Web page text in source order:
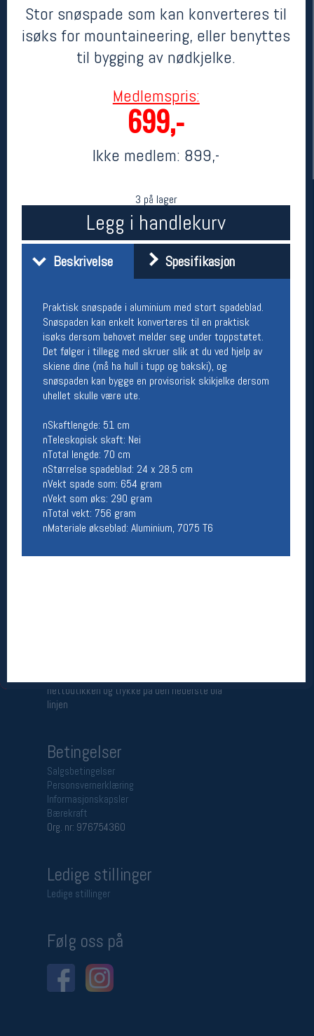
Stor snøspade som kan konverteres til
isøks for mountaineering, eller benyttes
til bygging av nødkjelke.
Medlemspris:
699,-
Ikke medlem: 899,-
3 på lager
Legg i handlekurv
Beskrivelse Spesifikasjon
Praktisk snøspade i aluminium med stort spadeblad.
Snøspaden kan enkelt konverteres til en praktisk
isøks dersom behovet melder seg under toppstøtet.
Det følger i tillegg med skruer slik at du ved hjelp av
skiene dine (må ha hull i tupp og bakski), og
snøspaden kan bygge en provisorisk skikjelke dersom
uhellet skulle være ute.
nSkaftlengde: 51 cm
nTeleskopisk skaft: Nei
nTotal lengde: 70 cm
nStørrelse spadeblad: 24 x 28.5 cm
nVekt spade som: 654 gram
nVekt som øks: 290 gram
nTotal vekt: 756 gram
nMateriale økseblad: Aluminium, 7075 T6
899,- MEDLEM:699,-
Her finner du oss
0183 Oslo
Telefon: 23 32 62 00
(telefontid man-fredag klokken 10-13)
Vis i kart
Om oss
Kontakt oss
Åpningstider butikk
Man-Fredag:
Lørdag:
Team Oslo Sportslager
Medlemstilbud og aktiviteter
nettbutikken og trykke på den nederste blå
linjen
Betingelser
Salgsbetingelser
Personsvernerklæring
Informasjonskapsler
Bærekraft
Org. nr: 976754360
Ledige stillinger
Ledige stillinger
Følg oss på